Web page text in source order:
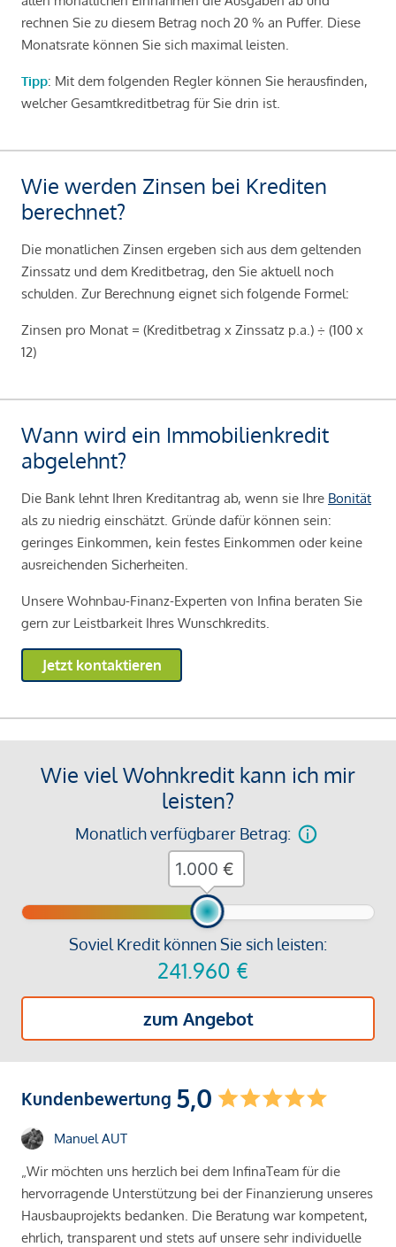
rechnen Sie zu diesem Betrag noch 20 % an Puffer. Diese
Monatsrate können Sie sich maximal leisten.
Tipp: Mit dem folgenden Regler können Sie herausfinden,
welcher Gesamtkreditbetrag für Sie drin ist.
Wie werden Zinsen bei Krediten
berechnet?
Die monatlichen Zinsen ergeben sich aus dem geltenden
Zinssatz und dem Kreditbetrag, den Sie aktuell noch
schulden. Zur Berechnung eignet sich folgende Formel:
Zinsen pro Monat = (Kreditbetrag x Zinssatz p.a.) ÷ (100 x
12)
Wann wird ein Immobilienkredit
abgelehnt?
Die Bank lehnt Ihren Kreditantrag ab, wenn sie Ihre Bonität
als zu niedrig einschätzt. Gründe dafür können sein:
geringes Einkommen, kein festes Einkommen oder keine
ausreichenden Sicherheiten.
Unsere Wohnbau-Finanz-Experten von Infina beraten Sie
gern zur Leistbarkeit Ihres Wunschkredits.
Jetzt kontaktieren
Wie viel Wohnkredit kann ich mir
leisten?
Monatlich verfügbarer Betrag:
Soviel Kredit können Sie sich leisten:
241.960 €
zum Angebot
€
Kundenbewertung 5,0
Manuel AUT
„Wir möchten uns herzlich bei dem InfinaTeam für die
hervorragende Unterstützung bei der Finanzierung unseres
Hausbauprojekts bedanken. Die Beratung war kompetent,
ehrlich, transparent und stets auf unsere sehr individuelle